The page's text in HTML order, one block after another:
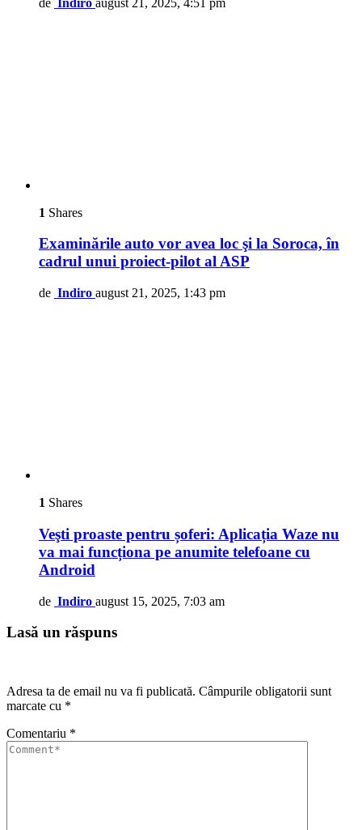
1 Shares
Examinările auto vor avea loc şi la Soroca, în
cadrul unui proiect-pilot al ASP
de Indiro august 21, 2025, 1:43 pm
1 Shares
Veşti proaste pentru șoferi: Aplicația Waze nu
va mai funcționa pe anumite telefoane cu
Android
de Indiro august 15, 2025, 7:03 am
Lasă un răspuns
Adresa ta de email nu va fi publicată. Câmpurile obligatorii sunt
marcate cu *
Comentariu *